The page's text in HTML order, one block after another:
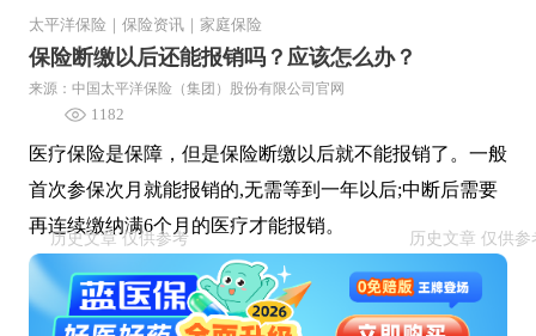
太平洋保险 保险资讯 家庭保险
保险断缴以后还能报销吗？应该怎么办？
来源：中国太平洋保险（集团）股份有限公司官网
1182
医疗保险是保障，但是保险断缴以后就不能报销了。一般
首次参保次月就能报销的,无需等到一年以后;中断后需要
再连续缴纳满6个月的医疗才能报销。